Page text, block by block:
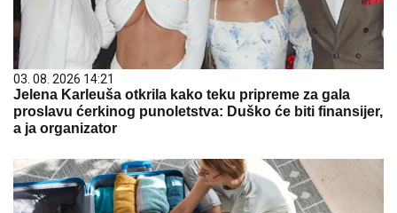
03. 08. 2026 14:21
Jelena Karleuša otkrila kako teku pripreme za gala
proslavu ćerkinog punoletstva: Duško će biti finansijer,
a ja organizator